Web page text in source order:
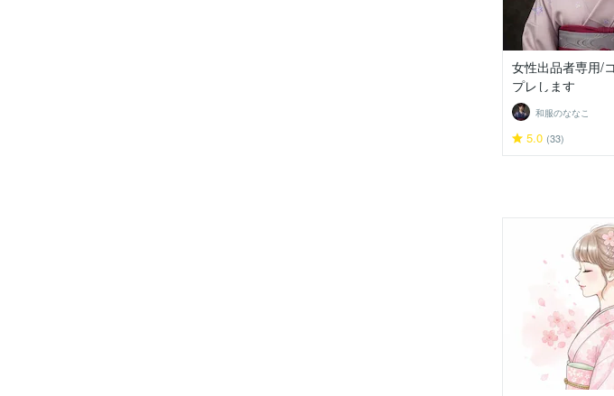
女性出品者専用/
プレします
和服のななこ
5.0 (33)